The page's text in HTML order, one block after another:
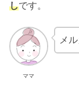
しです。
ママ
メ